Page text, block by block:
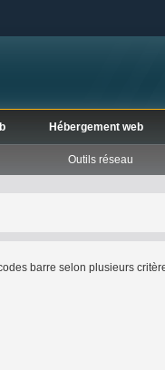
Hébergement web
Outils réseau
barre selon plusieurs